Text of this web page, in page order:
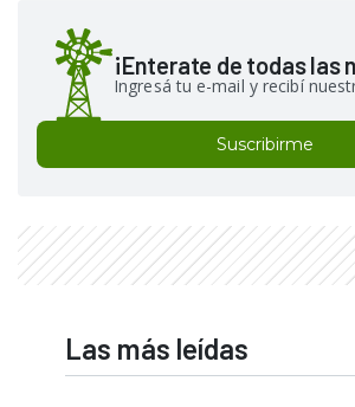
¡Enterate de todas las
Ingresá tu e-mail y recibí
Suscribirme
Las más leídas